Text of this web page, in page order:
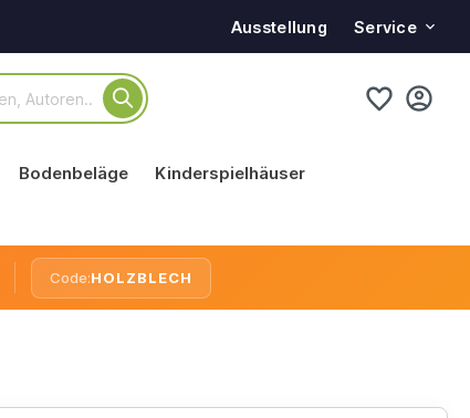
Ausstellung Service
Bodenbeläge Kinderspielhäuser
Code:HOLZBLECH